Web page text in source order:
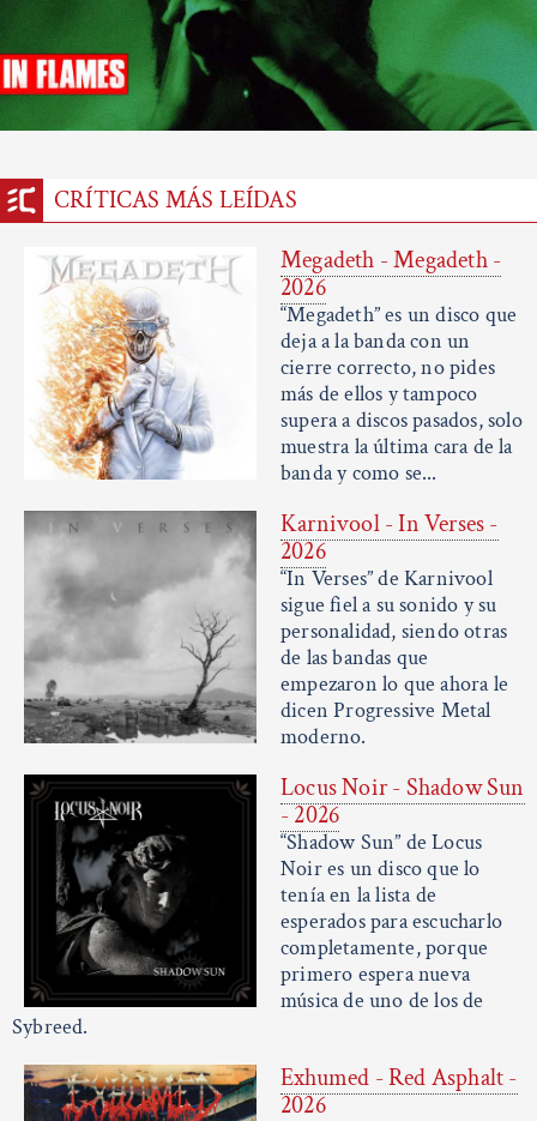
CRÍTICAS MÁS LEÍDAS
Megadeth - Megadeth -
2026
“Megadeth” es un disco que
deja a la banda con un
cierre correcto, no pides
más de ellos y tampoco
supera a discos pasados, solo
muestra la última cara de la
banda y como se...
Karnivool - In Verses -
2026
“In Verses” de Karnivool
sigue fiel a su sonido y su
personalidad, siendo otras
de las bandas que
empezaron lo que ahora le
dicen Progressive Metal
moderno.
Locus Noir - Shadow Sun
- 2026
“Shadow Sun” de Locus
Noir es un disco que lo
tenía en la lista de
esperados para escucharlo
completamente, porque
primero espera nueva
música de uno de los de
Sybreed.
Exhumed - Red Asphalt -
2026